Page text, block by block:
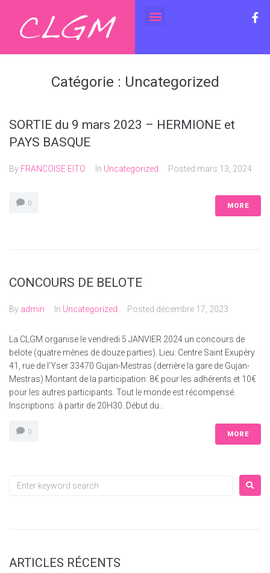
Catégorie : Uncategorized
SORTIE du 9 mars 2023 – HERMIONE et
PAYS BASQUE
By FRANCOISE EITO In Uncategorized Posted mars 13, 2024
0 MORE
CONCOURS DE BELOTE
By admin In Uncategorized Posted décembre 17, 2023
La CLGM organise le vendredi 5 JANVIER 2024 un concours de
belote (quatre mènes de douze parties). Lieu: Centre Saint Exupéry
41, rue de l’Yser 33470 Gujan-Mestras (derrière la gare de Gujan-
Mestras) Montant de la participation: 8€ pour les adhérents et 10€
pour les autres participants. Tout le monde est récompensé.
Inscriptions: à partir de 20H30. Début du...
0 MORE
ARTICLES RÉCENTS